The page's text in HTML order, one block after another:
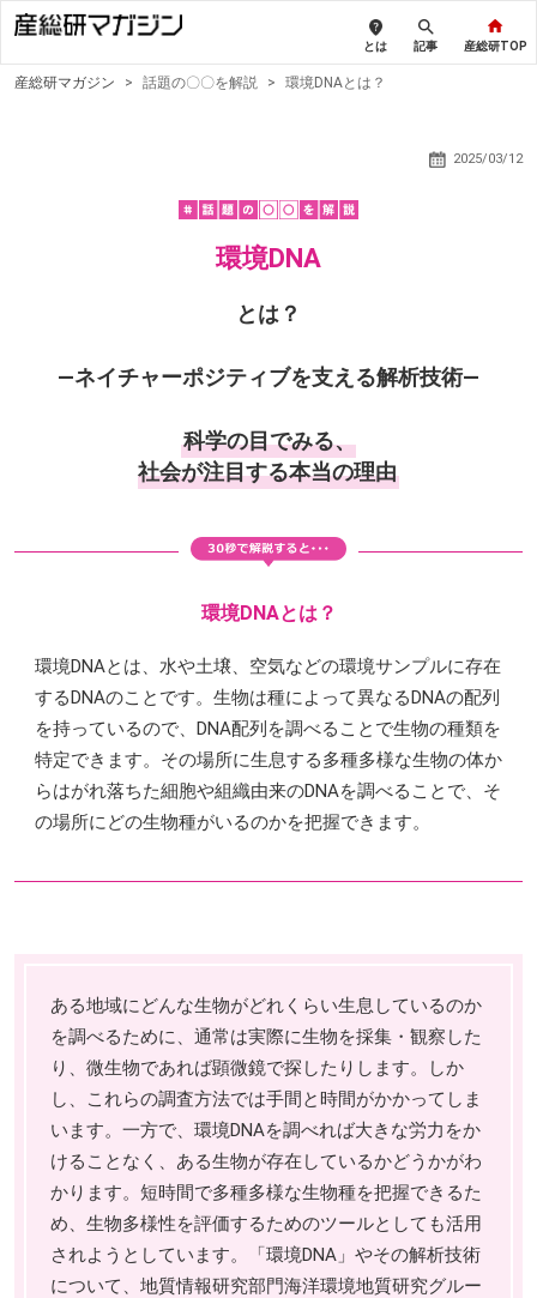
とは 記事 産総研TOP
産総研マガジン > 話題の〇〇を解説 > 環境DNAとは？
2025/03/12
環境DNA
とは？
―ネイチャーポジティブを支える解析技術―
科学の目でみる、
社会が注目する本当の理由
環境DNAとは？
環境DNAとは、水や土壌、空気などの環境サンプルに存在
するDNAのことです。生物は種によって異なるDNAの配列
を持っているので、DNA配列を調べることで生物の種類を
特定できます。その場所に生息する多種多様な生物の体か
らはがれ落ちた細胞や組織由来のDNAを調べることで、そ
の場所にどの生物種がいるのかを把握できます。
ある地域にどんな生物がどれくらい生息しているのか
を調べるために、通常は実際に生物を採集・観察した
り、微生物であれば顕微鏡で探したりします。しか
し、これらの調査方法では手間と時間がかかってしま
います。一方で、環境DNAを調べれば大きな労力をか
けることなく、ある生物が存在しているかどうかがわ
かります。短時間で多種多様な生物種を把握できるた
め、生物多様性を評価するためのツールとしても活用
されようとしています。「環境DNA」やその解析技術
について、地質情報研究部門海洋環境地質研究グルー